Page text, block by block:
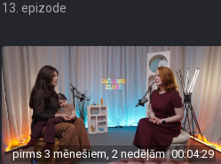
13. epizode
pirms 3 mēnešiem, 2 nedēļām 00:04:29